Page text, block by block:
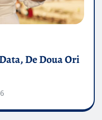
De Doua Ori